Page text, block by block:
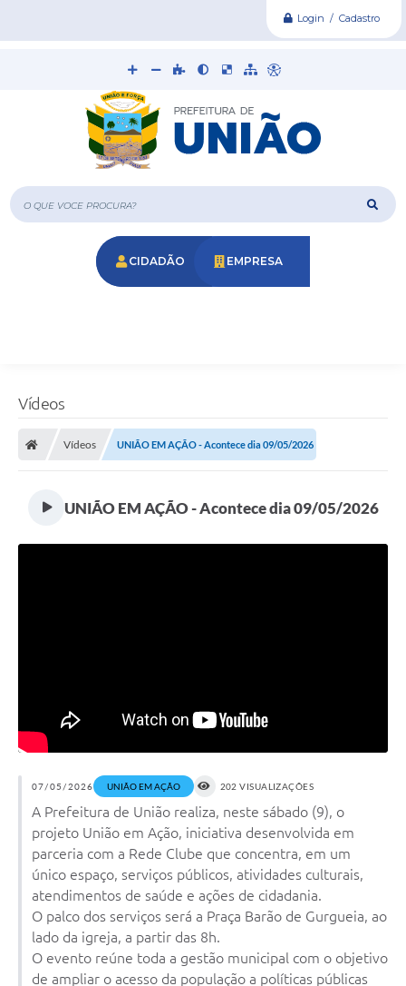
Login / Cadastro
O que voce procura?
CIDADÃO EMPRESA
Vídeos
Vídeos UNIÃO EM AÇÃO - Acontece dia 09/05/2026
UNIÃO EM AÇÃO - Acontece dia 09/05/2026
07/05/2026 UNIÃO EM AÇÃO 202 VISUALIZAÇÕES
A Prefeitura de União realiza, neste sábado (9), o
projeto União em Ação, iniciativa desenvolvida em
parceria com a Rede Clube que concentra, em um
único espaço, serviços públicos, atividades culturais,
atendimentos de saúde e ações de cidadania.
O palco dos serviços será a Praça Barão de Gurgueia, ao
lado da igreja, a partir das 8h.
O evento reúne toda a gestão municipal com o objetivo
de ampliar o acesso da população a políticas públicas